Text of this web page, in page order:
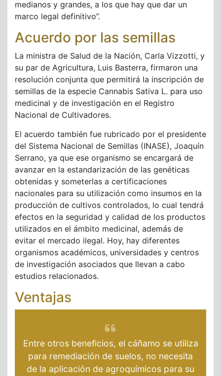
medianos y grandes, a los que hay que dar un
marco legal definitivo”.
Acuerdo por las semillas
La ministra de Salud de la Nación, Carla Vizzotti, y
su par de Agricultura, Luis Basterra, firmaron una
resolución conjunta que permitirá la inscripción de
semillas de la especie Cannabis Sativa L. para uso
medicinal y de investigación en el Registro
Nacional de Cultivadores.
El acuerdo también fue rubricado por el presidente
del Sistema Nacional de Semillas (INASE), Joaquín
Serrano, ya que ese organismo se encargará de
avanzar en la estandarización de las genéticas
obtenidas y someterlas a certificaciones
nacionales para su utilización como insumos en la
producción de cultivos controlados, lo cual tendrá
efectos en la seguridad y calidad de los productos
utilizados en el ámbito medicinal, además de
evitar el mercado ilegal. Hoy, hay diferentes
organismos académicos, universidades y centros
de investigación asociados que llevan a cabo
estudios relacionados.
Ventajas
Entre otros beneficios, el cáñamo se utiliza
para remediación de suelos, no necesita
de la aplicación de agroquímicos para su